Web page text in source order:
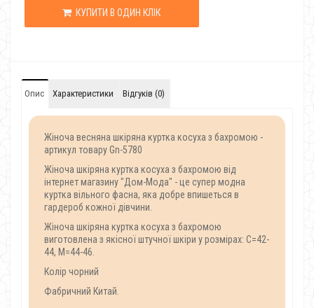
КУПИТИ В ОДИН КЛІК
Опис Характеристики Відгуків (0)
Жіноча весняна шкіряна куртка косуха з бахромою -
артикул товару Gn-5780
Жіноча шкіряна куртка косуха з бахромою від
інтернет магазину "Дом-Мода" - це супер модна
куртка вільного фасна, яка добре впишеться в
гардероб кожної дівчини.
Жіноча шкіряна куртка косуха з бахромою
виготовлена з якісної штучної шкіри у розмірах: С=42-
44, М=44-46.
Колір чорний
Фабричний Китай.